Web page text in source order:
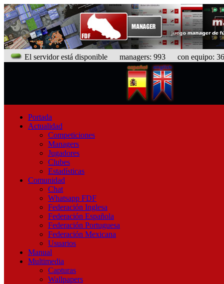
El servidor está disponible managers: 993 con equipo:
Portada
Actualidad
Competiciones
Managers
Jugadores
Clubes
Estadísticas
Comunidad
Chat
Whatsapp FDF
Federación Inglesa
Federación Española
Federación Portuguesa
Federación Mexicana
Usuarios
Manual
Multimedia
Capturas
Wallpapers